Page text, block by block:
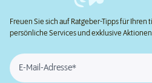
Freuen Sie sich auf Ratgeber-Tipps für
persönliche Services und exklusive
E-Mail-Adresse*